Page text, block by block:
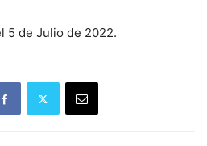
5 de Julio de 2022.